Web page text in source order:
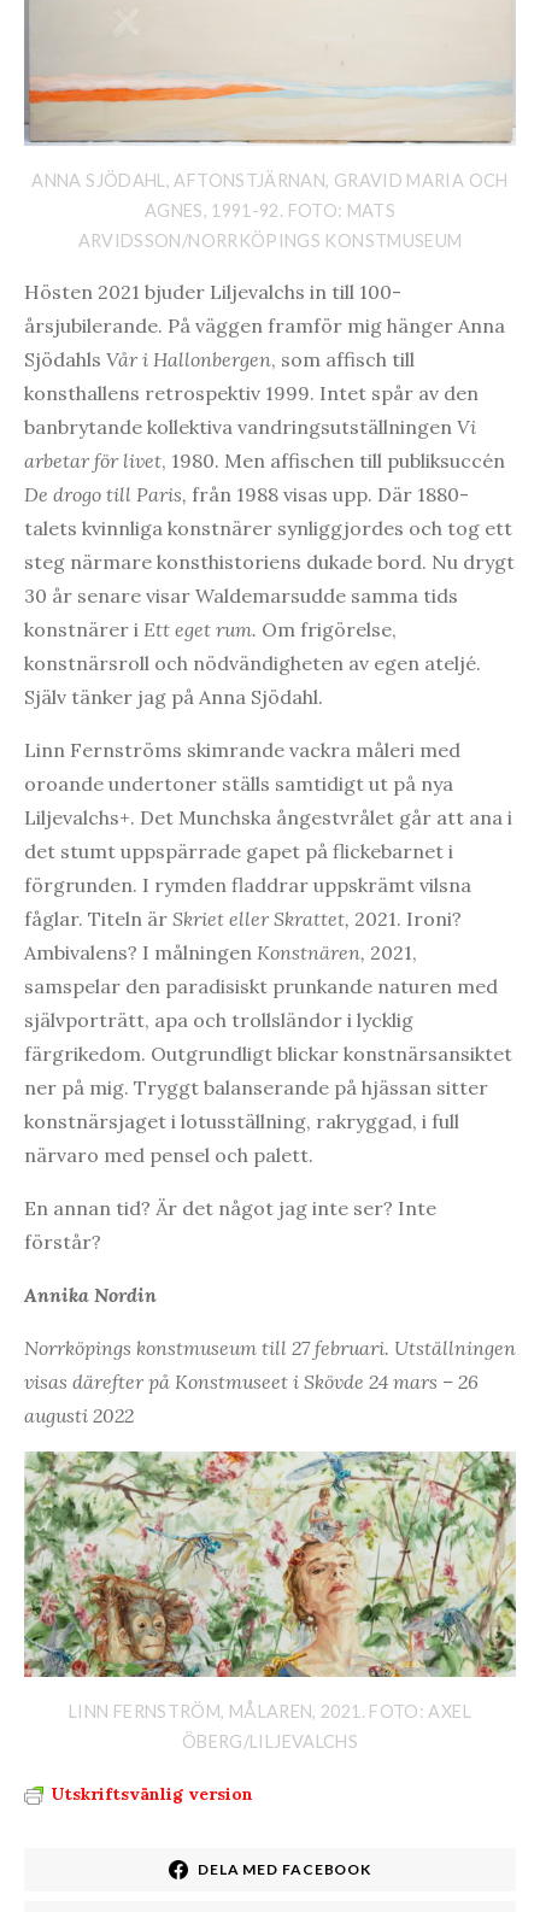
ANNA SJÖDAHL, AFTONSTJÄRNAN, GRAVID MARIA OCH
AGNES, 1991-92. FOTO: MATS
ARVIDSSON/NORRKÖPINGS KONSTMUSEUM
Hösten 2021 bjuder Liljevalchs in till 100-
årsjubilerande. På väggen framför mig hänger Anna
Sjödahls Vår i Hallonbergen, som affisch till
konsthallens retrospektiv 1999. Intet spår av den
banbrytande kollektiva vandringsutställningen Vi
arbetar för livet, 1980. Men affischen till publiksuccén
De drogo till Paris, från 1988 visas upp. Där 1880-
talets kvinnliga konstnärer synliggjordes och tog ett
steg närmare konsthistoriens dukade bord. Nu drygt
30 år senare visar Waldemarsudde samma tids
konstnärer i Ett eget rum. Om frigörelse,
konstnärsroll och nödvändigheten av egen ateljé.
Själv tänker jag på Anna Sjödahl.
Linn Fernströms skimrande vackra måleri med
oroande undertoner ställs samtidigt ut på nya
Liljevalchs+. Det Munchska ångestvrålet går att ana i
det stumt uppspärrade gapet på flickebarnet i
förgrunden. I rymden fladdrar uppskrämt vilsna
fåglar. Titeln är Skriet eller Skrattet, 2021. Ironi?
Ambivalens? I målningen Konstnären, 2021,
samspelar den paradisiskt prunkande naturen med
självporträtt, apa och trollsländor i lycklig
färgrikedom. Outgrundligt blickar konstnärsansiktet
ner på mig. Tryggt balanserande på hjässan sitter
konstnärsjaget i lotusställning, rakryggad, i full
närvaro med pensel och palett.
En annan tid? Är det något jag inte ser? Inte
förstår?
Annika Nordin
Norrköpings konstmuseum till 27 februari. Utställningen
visas därefter på Konstmuseet i Skövde 24 mars – 26
augusti 2022
LINN FERNSTRÖM, MÅLAREN, 2021. FOTO: AXEL
ÖBERG/LILJEVALCHS
Utskriftsvänlig version
DELA MED FACEBOOK